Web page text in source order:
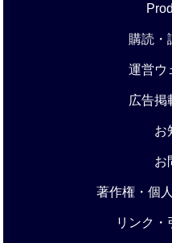
購読・
運営ウ
広告掲
お
お
著作権・個
リンク・